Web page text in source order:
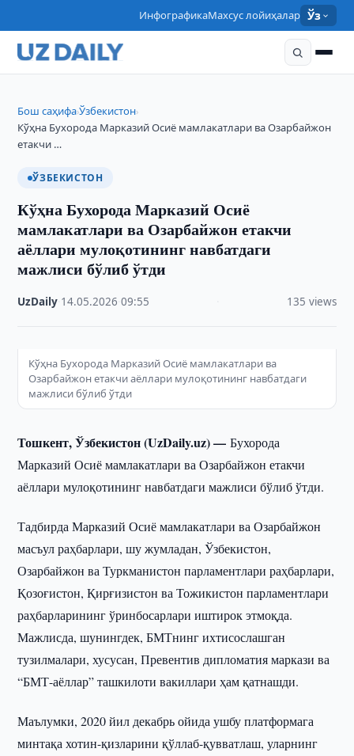
ИнфографикаМахсус лойиҳалар Ўз
Бош саҳифа›Ўзбекистон›
Кўҳна Бухорода Марказий Осиё мамлакатлари ва Озарбайжон
етакчи …
ЎЗБЕКИСТОН
Кўҳна Бухорода Марказий Осиё
мамлакатлари ва Озарбайжон етакчи
аёллари мулоқотининг навбатдаги
мажлиси бўлиб ўтди
UzDaily 14.05.2026 ·09:55 135 views
Кўҳна Бухорода Марказий Осиё мамлакатлари ва
Озарбайжон етакчи аёллари мулоқотининг навбатдаги
мажлиси бўлиб ўтди
Тошкент, Ўзбекистон (UzDaily.uz) —Бухорода
Марказий Осиё мамлакатлари ва Озарбайжон етакчи
аёллари мулоқотининг навбатдаги мажлиси бўлиб ўтди.
Тадбирда Марказий Осиё мамлакатлари ва Озарбайжон
масъул раҳбарлари, шу жумладан, Ўзбекистон,
Озарбайжон ва Туркманистон парламентлари раҳбарлари,
Қозоғистон, Қирғизистон ва Тожикистон парламентлари
раҳбарларининг ўринбосарлари иштирок этмоқда.
Мажлисда, шунингдек, БМТнинг ихтисослашган
тузилмалари, хусусан, Превентив дипломатия маркази ва
“БМТ-аёллар” ташкилоти вакиллари ҳам қатнашди.
Маълумки, 2020 йил декабрь ойида ушбу платформага
минтақа хотин-қизларини қўллаб-қувватлаш, уларнинг